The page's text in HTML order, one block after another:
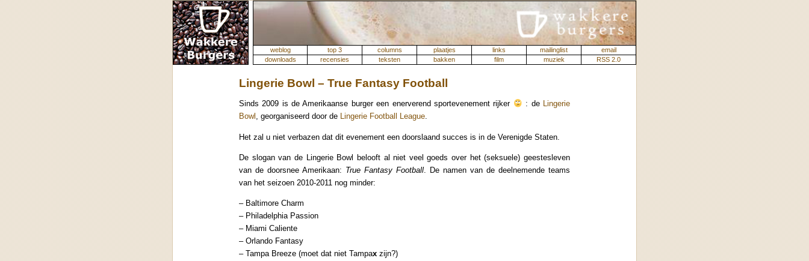
weblog top 3 columns plaatjes links mailinglist
email
downloads
recensies teksten bakken film muziek RSS 2.0
Lingerie Bowl – True Fantasy Football
Sinds 2009 is de Amerikaanse burger een enerverend sportevenement rijker : de Lingerie
Bowl , georganiseerd door de Lingerie Football League.
Het zal u niet verbazen dat dit evenement een doorslaand succes is in de Verenigde Staten.
De slogan van de Lingerie Bowl belooft al niet veel goeds over het (seksuele) geestesleven
van de doorsnee Amerikaan: True Fantasy Football . De namen van de deelnemende teams
van het seizoen 2010-2011 nog minder:
– Baltimore Charm
– Philadelphia Passion
– Miami Caliente
– Orlando Fantasy
– Tampa Breeze (moet dat niet Tampax zijn?)